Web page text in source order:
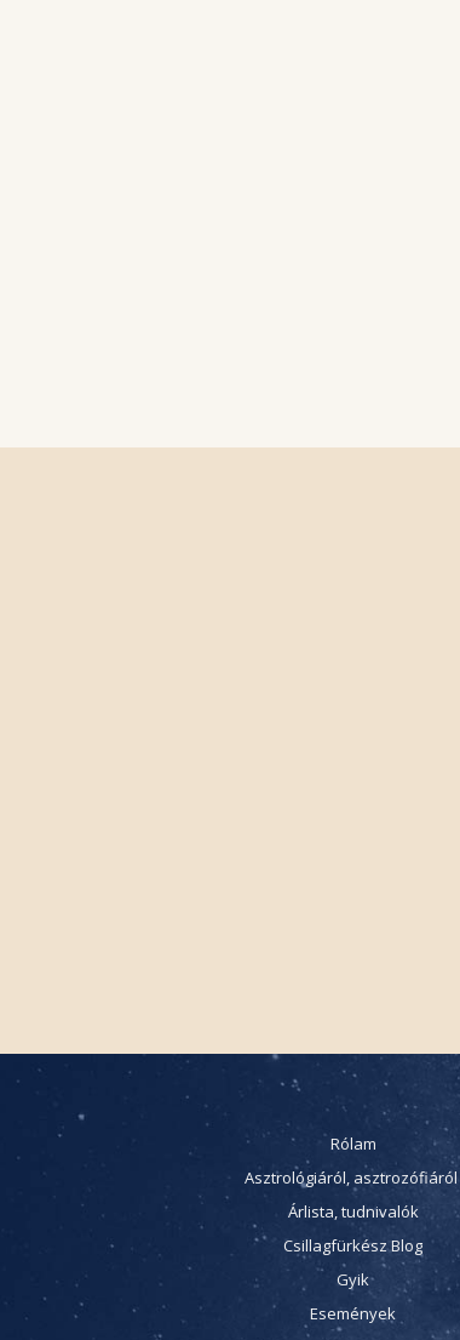
Rólam
Asztrológiáról,
Árlista, tudnivalók
Csillagfürkész Blog
Gyik
Események